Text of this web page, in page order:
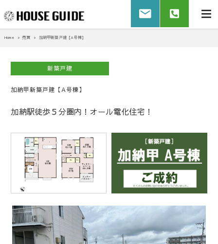
Home 売買 加納甲新築戸建【A号棟】
新築戸建
加納甲新築戸建【A号棟】
加納駅徒歩５分圏内！オール電化住宅！